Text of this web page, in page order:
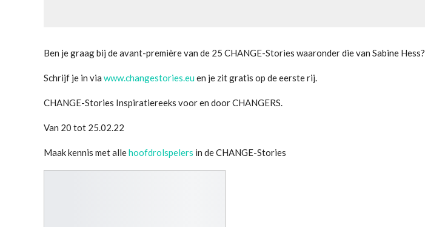
Ben je graag bij de avant-première van de 25 CHANGE-Stories waaronder die van Sabine Hess?
Schrijf je in via www.changestories.euen je zit gratis op de eerste rij.
CHANGE-Stories Inspiratiereeks voor en door CHANGERS.
Van 20 tot 25.02.22
Maak kennis met allehoofdrolspelers in de CHANGE-Stories